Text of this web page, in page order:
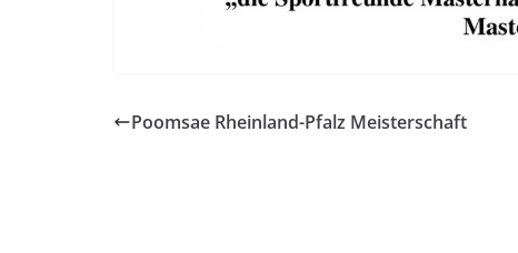
Poomsae Rheinland-Pfalz Meisterschaft